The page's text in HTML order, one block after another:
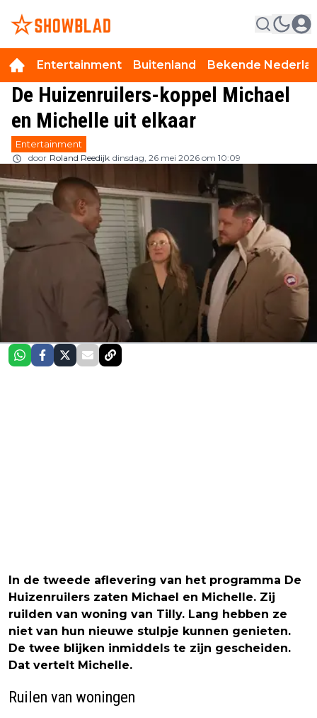
Entertainment Buitenland Bekende
De Huizenruilers-koppel Michael
en Michelle uit elkaar
Entertainment
door Roland Reedijk dinsdag, 26 mei 2026 om 10:09
In de tweede aflevering van het programma De
Huizenruilers zaten Michael en Michelle. Zij
ruilden van woning van Tilly. Lang hebben ze
niet van hun nieuwe stulpje kunnen genieten.
De twee blijken inmiddels te zijn gescheiden.
Dat vertelt Michelle.
Ruilen van woningen